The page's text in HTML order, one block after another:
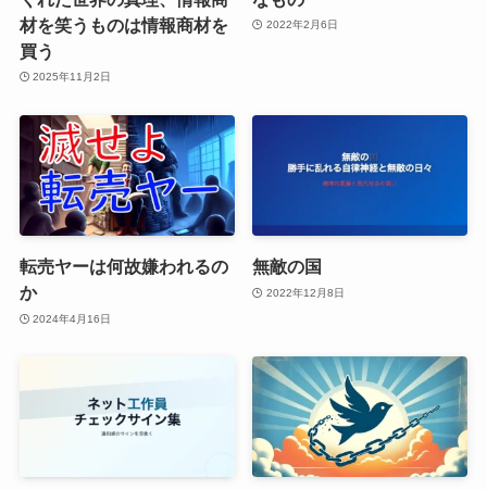
材を笑うものは情報商材を
買う
2025年11月2日
2022年2月6日
転売ヤーは何故嫌われるの
か
2024年4月16日
無敵の国
2022年12月8日